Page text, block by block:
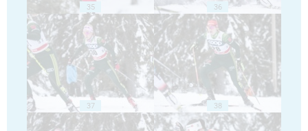
35 36
37 38